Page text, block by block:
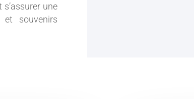
s’assurer une
et souvenirs